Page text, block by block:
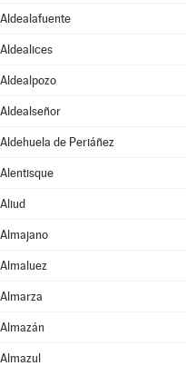
Aldealafuente
Aldealices
Aldealpozo
Aldealseñor
Aldehuela de Periáñez
Alentisque
Aliud
Almajano
Almaluez
Almarza
Almazán
Almazul